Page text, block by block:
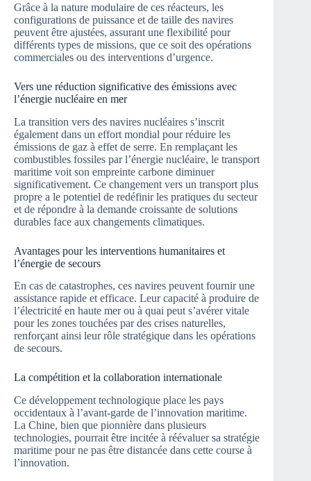
Grâce à la nature modulaire de ces réacteurs, les
configurations de puissance et de taille des navires
peuvent être ajustées, assurant une flexibilité pour
différents types de missions, que ce soit des opérations
commerciales ou des interventions d’urgence.
Vers une réduction significative des émissions avec
l’énergie nucléaire en mer
La transition vers des navires nucléaires s’inscrit
également dans un effort mondial pour réduire les
émissions de gaz à effet de serre. En remplaçant les
combustibles fossiles par l’énergie nucléaire, le transport
maritime voit son empreinte carbone diminuer
significativement. Ce changement vers un transport plus
propre a le potentiel de redéfinir les pratiques du secteur
et de répondre à la demande croissante de solutions
durables face aux changements climatiques.
Avantages pour les interventions humanitaires et
l’énergie de secours
En cas de catastrophes, ces navires peuvent fournir une
assistance rapide et efficace. Leur capacité à produire de
l’électricité en haute mer ou à quai peut s’avérer vitale
pour les zones touchées par des crises naturelles,
renforçant ainsi leur rôle stratégique dans les opérations
de secours.
La compétition et la collaboration internationale
Ce développement technologique place les pays
occidentaux à l’avant-garde de l’innovation maritime.
La Chine, bien que pionnière dans plusieurs
technologies, pourrait être incitée à réévaluer sa stratégie
maritime pour ne pas être distancée dans cette course à
l’innovation.